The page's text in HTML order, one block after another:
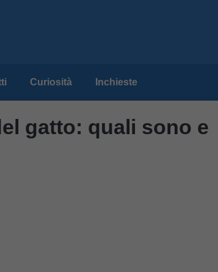
Curiosità Inchieste
gatto: quali sono e